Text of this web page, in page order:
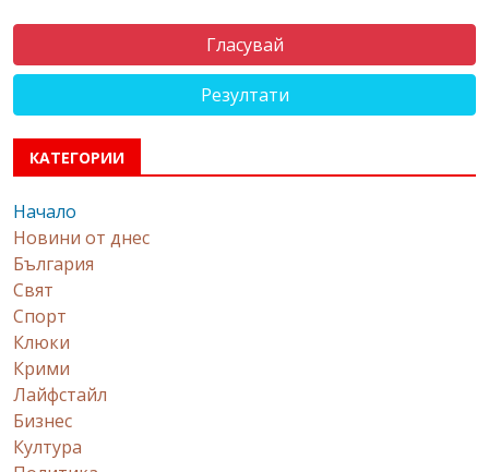
Резултати
КАТЕГОРИИ
Начало
Новини от днес
България
Свят
Спорт
Клюки
Крими
Лайфстайл
Бизнес
Култура